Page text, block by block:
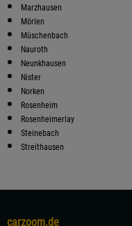
Marzhausen
Mörlen
Müschenbach
Nauroth
Neunkhausen
Nister
Norken
Rosenheim
Rosenheimerlay
Steinebach
Streithausen
carzoom.de